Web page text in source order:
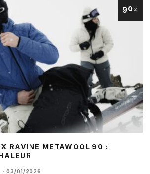
90%
RAVINE METAWOOL 90 :
· 03/01/2026